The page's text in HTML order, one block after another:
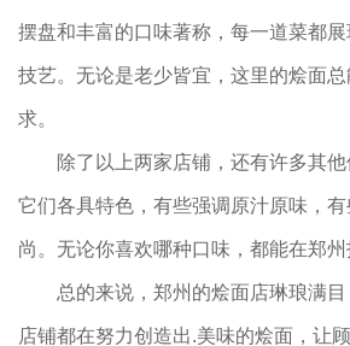
摆盘和丰富的口味著称，每一道菜都
技艺。无论是老少皆宜，这里的烩面
求。
除了以上两家店铺，还有许多其他
它们各具特色，有些强调原汁原味，
尚。无论你喜欢哪种口味，都能在郑州
总的来说，郑州的烩面店琳琅满
店铺都在努力创造出.美味的烩面，让